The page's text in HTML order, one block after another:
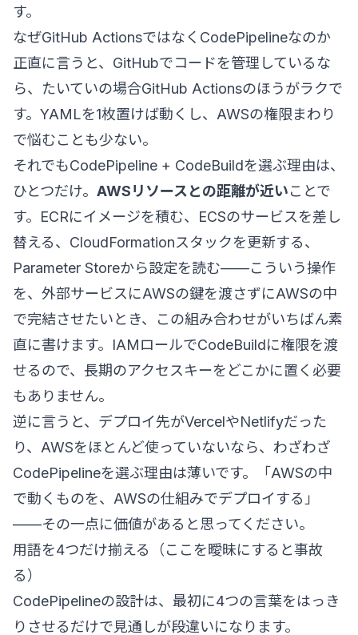
す。
なぜGitHub ActionsではなくCodePipelineなのか
正直に言うと、GitHubでコードを管理しているな
ら、たいていの場合GitHub Actionsのほうがラクで
す。YAMLを1枚置けば動くし、AWSの権限まわり
で悩むことも少ない。
それでもCodePipeline + CodeBuildを選ぶ理由は、
ひとつだけ。 AWSリソースとの距離が近いことで
す。ECRにイメージを積む、ECSのサービスを差し
替える、CloudFormationスタックを更新する、
Parameter Storeから設定を読む——こういう操作
を、外部サービスにAWSの鍵を渡さずにAWSの中
で完結させたいとき、この組み合わせがいちばん素
直に書けます。IAMロールでCodeBuildに権限を渡
せるので、長期のアクセスキーをどこかに置く必要
もありません。
逆に言うと、デプロイ先がVercelやNetlifyだった
り、AWSをほとんど使っていないなら、わざわざ
CodePipelineを選ぶ理由は薄いです。「AWSの中
で動くものを、AWSの仕組みでデプロイする」
——その一点に価値があると思ってください。
用語を4つだけ揃える（ここを曖昧にすると事故
る）
CodePipelineの設計は、最初に4つの言葉をはっき
りさせるだけで見通しが段違いになります。